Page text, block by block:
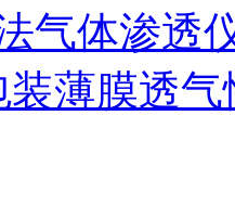
气体渗透
薄膜透